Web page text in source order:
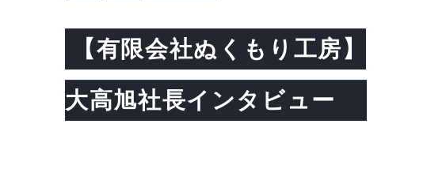
【有限会社ぬくもり工房】
大高旭社長インタビュー